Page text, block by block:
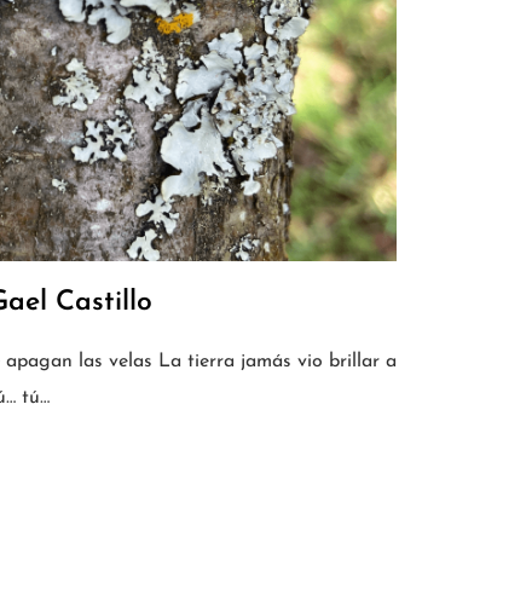
Castillo
apagan las velas La tierra jamás vio brillar a
tú…